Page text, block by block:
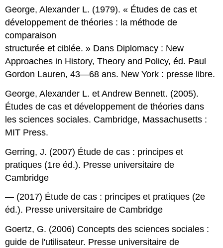
George, Alexander L. (1979). « Études de cas et
développement de théories : la méthode de
comparaison
structurée et ciblée. » Dans Diplomacy : New
Approaches in History, Theory and Policy, éd. Paul
Gordon Lauren, 43—68 ans. New York : presse libre.
George, Alexander L. et Andrew Bennett. (2005).
Études de cas et développement de théories dans
les sciences sociales. Cambridge, Massachusetts :
MIT Press.
Gerring, J. (2007) Étude de cas : principes et
pratiques (1re éd.). Presse universitaire de
Cambridge
— (2017) Étude de cas : principes et pratiques (2e
éd.). Presse universitaire de Cambridge
Goertz, G. (2006) Concepts des sciences sociales :
guide de l'utilisateur. Presse universitaire de